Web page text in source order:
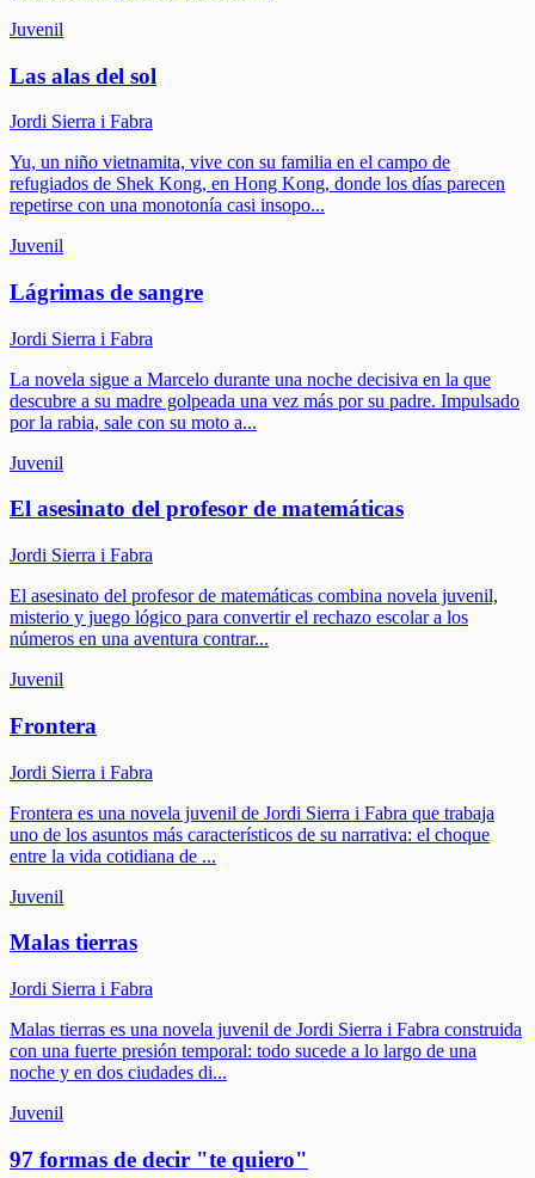
Juvenil
Las alas del sol
Jordi Sierra i Fabra
Yu, un niño vietnamita, vive con su familia en el campo de
refugiados de Shek Kong, en Hong Kong, donde los días parecen
repetirse con una monotonía casi insopo...
Juvenil
Lágrimas de sangre
Jordi Sierra i Fabra
La novela sigue a Marcelo durante una noche decisiva en la que
descubre a su madre golpeada una vez más por su padre. Impulsado
por la rabia, sale con su moto a...
Juvenil
El asesinato del profesor de matemáticas
Jordi Sierra i Fabra
El asesinato del profesor de matemáticas combina novela juvenil,
misterio y juego lógico para convertir el rechazo escolar a los
números en una aventura contrar...
Juvenil
Frontera
Jordi Sierra i Fabra
Frontera es una novela juvenil de Jordi Sierra i Fabra que trabaja
uno de los asuntos más característicos de su narrativa: el choque
entre la vida cotidiana de ...
Juvenil
Malas tierras
Jordi Sierra i Fabra
Malas tierras es una novela juvenil de Jordi Sierra i Fabra construida
con una fuerte presión temporal: todo sucede a lo largo de una
noche y en dos ciudades di...
Juvenil
97 formas de decir "te quiero"